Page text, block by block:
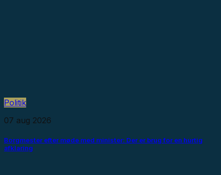
Politik
07 aug 2026
Borgmester efter møde med minister: Der er brug for en hurtig
afklaring